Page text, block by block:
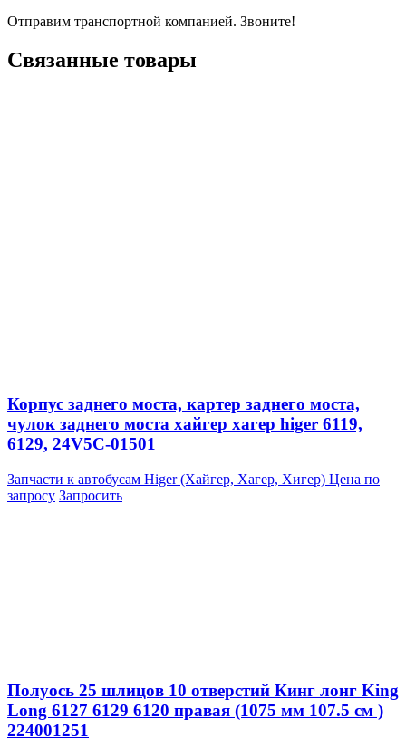
Отправим транспортной компанией. Звоните!
Связанные товары
Корпус заднего моста, картер заднего моста,
чулок заднего моста хайгер хагер higer 6119,
6129, 24V5C-01501
Запчасти к автобусам Higer (Хайгер, Хагер, Хигер) Цена по
запросу Запросить
Полуось 25 шлицов 10 отверстий Кинг лонг King
Long 6127 6129 6120 правая (1075 мм 107.5 см )
224001251